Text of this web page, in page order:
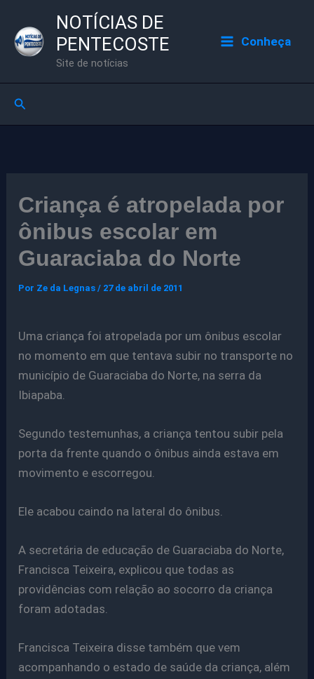
para
NOTÍCIAS DE
PENTECOSTE
Site de notícias
Conheça
Pesquisar
Criança é atropelada por
ônibus escolar em
Guaraciaba do Norte
Por Ze da Legnas/ 27 de abril de 2011
Uma criança foi atropelada por um ônibus escolar
no momento em que tentava subir no transporte no
município de Guaraciaba do Norte, na serra da
Ibiapaba.
Segundo testemunhas, a criança tentou subir pela
porta da frente quando o ônibus ainda estava em
movimento e escorregou.
Ele acabou caindo na lateral do ônibus.
A secretária de educação de Guaraciaba do Norte,
Francisca Teixeira, explicou que todas as
providências com relação ao socorro da criança
foram adotadas.
Francisca Teixeira disse também que vem
acompanhando o estado de saúde da criança, além